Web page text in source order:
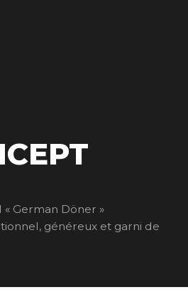
German Döner »
généreux et garni de